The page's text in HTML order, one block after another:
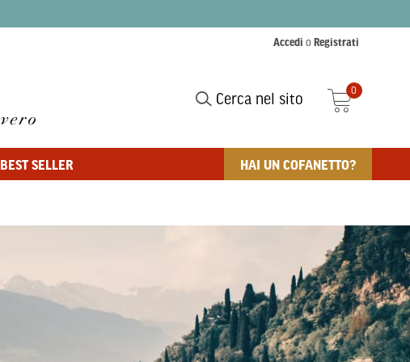
Cerca nel sito
0
BEST SELLER HAI UN COFANETTO?
Accedi o Registrati